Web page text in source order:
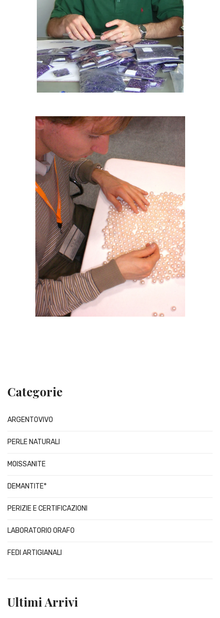
Categorie
ARGENTOVIVO
PERLE NATURALI
MOISSANITE
DEMANTITE°
PERIZIE E CERTIFICAZIONI
LABORATORIO ORAFO
FEDI ARTIGIANALI
Ultimi Arrivi